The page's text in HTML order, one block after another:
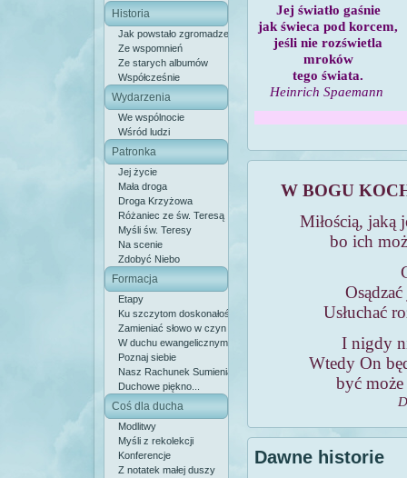
Historia
Jak powstało zgromadzenie
Ze wspomnień
Ze starych albumów
Współcześnie
Wydarzenia
We wspólnocie
Wśród ludzi
Patronka
Jej życie
Mała droga
Droga Krzyżowa
Różaniec ze św. Teresą
Myśli św. Teresy
Na scenie
Zdobyć Niebo
Formacja
Etapy
Ku szczytom doskonałości
Zamieniać słowo w czyn
W duchu ewangelicznym
Poznaj siebie
Nasz Rachunek Sumienia
Duchowe piękno...
Coś dla ducha
Modlitwy
Myśli z rekolekcji
Konferencje
Z notatek małej duszy
Jej światło gaśnie
jak świeca pod korcem,
jeśli nie rozświetla
mroków
tego świata.
Heinrich Spaemann
W BOGU
Miłością, jaką
bo ich
Usłuchać
I nigdy
Wtedy On
być może
Dawne historie